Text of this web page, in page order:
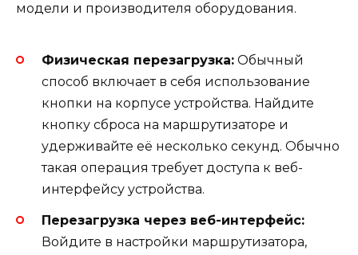
модели и производителя оборудования.
Физическая перезагрузка: Обычный
способ включает в себя использование
кнопки на корпусе устройства. Найдите
кнопку сброса на маршрутизаторе и
удерживайте её несколько секунд. Обычно
такая операция требует доступа к веб-
интерфейсу устройства.
Перезагрузка через веб-интерфейс:
Войдите в настройки маршрутизатора,